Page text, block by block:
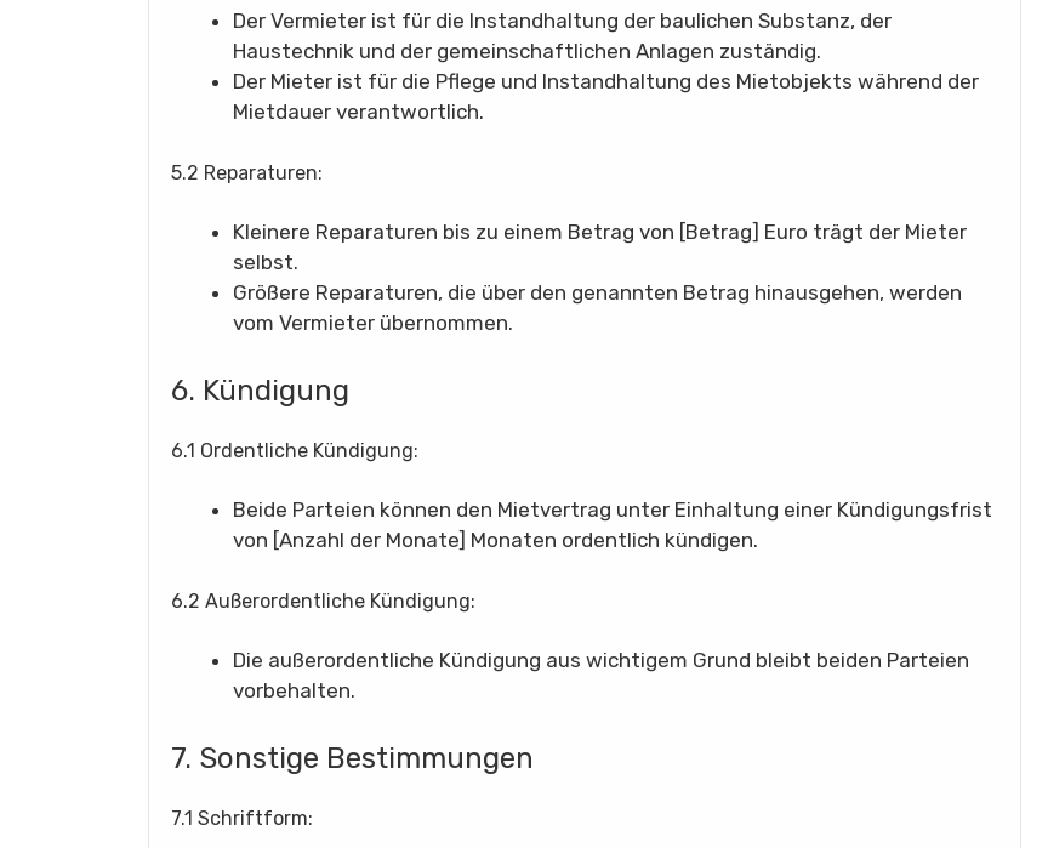
Der Vermieter ist für die Instandhaltung der baulichen Substanz, der
Haustechnik und der gemeinschaftlichen Anlagen zuständig.
Der Mieter ist für die Pflege und Instandhaltung des Mietobjekts während der
Mietdauer verantwortlich.
5.2 Reparaturen:
Kleinere Reparaturen bis zu einem Betrag von [Betrag] Euro trägt der Mieter
selbst.
Größere Reparaturen, die über den genannten Betrag hinausgehen, werden
vom Vermieter übernommen.
6. Kündigung
6.1 Ordentliche Kündigung:
Beide Parteien können den Mietvertrag unter Einhaltung einer Kündigungsfrist
von [Anzahl der Monate] Monaten ordentlich kündigen.
6.2 Außerordentliche Kündigung:
Die außerordentliche Kündigung aus wichtigem Grund bleibt beiden Parteien
vorbehalten.
7. Sonstige Bestimmungen
7.1 Schriftform: